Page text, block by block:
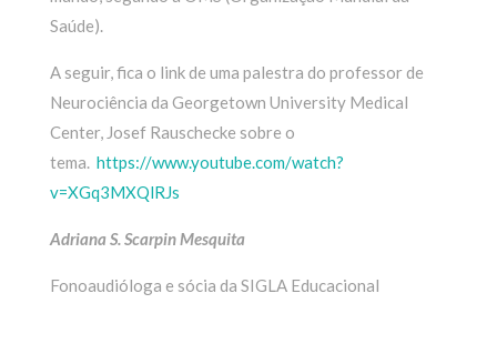
Saúde).
A seguir, fica o link de uma palestra do professor de
Neurociência da Georgetown University Medical
Center, Josef Rauschecke sobre o
tema. https://www.youtube.com/watch?
v=XGq3MXQlRJs
Adriana S. Scarpin Mesquita
Fonoaudióloga e sócia da SIGLA Educacional